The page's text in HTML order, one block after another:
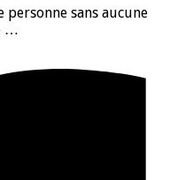
personne sans aucune
…